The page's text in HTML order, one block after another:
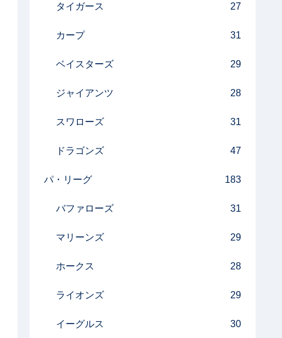
タイガース 27
カープ 31
ベイスターズ 29
ジャイアンツ 28
スワローズ 31
ドラゴンズ 47
パ・リーグ 183
バファローズ 31
マリーンズ 29
ホークス 28
ライオンズ 29
イーグルス 30